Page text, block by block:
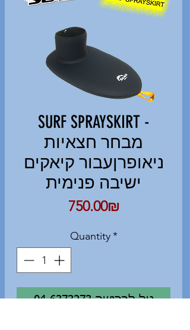
SURF SPRAYSKIRT -
מבחר חצאיות
ניאופרןעבור קיאקים
ישיבה פנימית
‏750.00 ‏₪Price
Quantity *
04-6373273 טל לרכישה